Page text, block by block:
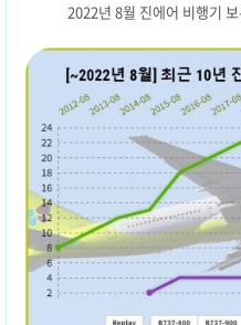
2022년 8월 진에어 비행기